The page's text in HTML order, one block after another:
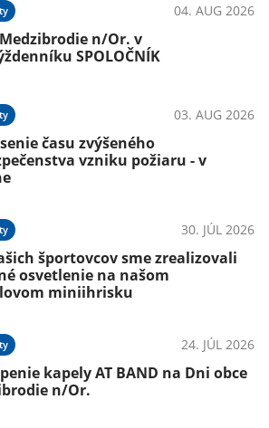
04. AUG 2026
n/Or. v
SPOLOČNÍK
03. AUG 2026
času zvýšeného
vzniku požiaru - v
30. JÚL 2026
športovcov sme zrealizovali
osvetlenie na našom
miniihrisku
24. JÚL 2026
kapely AT BAND na Dni obce
n/Or.